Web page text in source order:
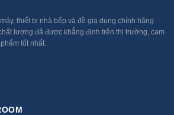
thiết bị nhà bếp và đồ gia dụng chính hãng
lượng đã được khẳng định trên thị trường, cam
tốt nhất.